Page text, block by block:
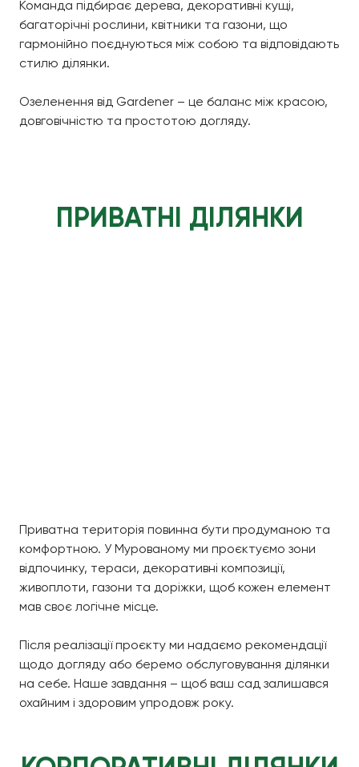
Команда підбирає дерева, декоративні кущі,
багаторічні рослини, квітники та газони, що
гармонійно поєднуються між собою та відповідають
стилю ділянки.
Озеленення від Gardener – це баланс між красою,
довговічністю та простотою догляду.
ПРИВАТНІ ДІЛЯНКИ
Приватна територія повинна бути продуманою та
комфортною. У Мурованому ми проєктуємо зони
відпочинку, тераси, декоративні композиції,
живоплоти, газони та доріжки, щоб кожен елемент
мав своє логічне місце.
Після реалізації проєкту ми надаємо рекомендації
щодо догляду або беремо обслуговування ділянки
на себе. Наше завдання – щоб ваш сад залишався
охайним і здоровим упродовж року.